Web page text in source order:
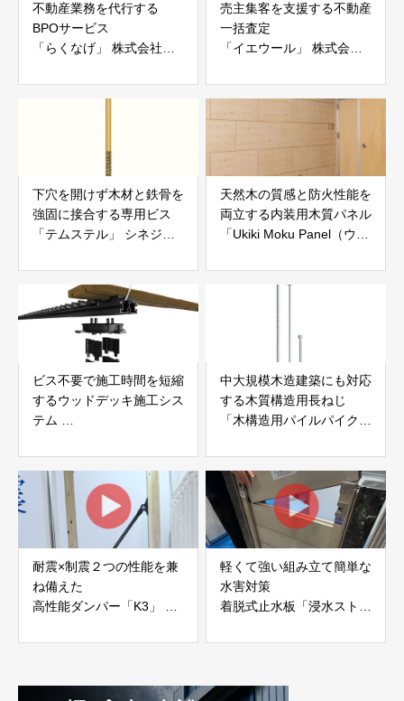
不動産業務を代行する
BPOサービス
「らくなげ」 株式会社い
売主集客を支援する不動産
一括査定
「イエウール」 株式会社
下穴を開けず木材と鉄骨を
強固に接合する専用ビス
「テムステル」 シネジッ
天然木の質感と防火性能を
両立する内装用木質パネル
「Ukiki Moku Panel（ウキ
社サンパテック
ビス不要で施工時間を短縮
するウッドデッキ施工シス
テム
JAPAN
中大規模木造建築にも対応
する木質構造用長ねじ
「木構造用パイルパイクビ
耐震×制震２つの性能を兼
ね備えた
高性能ダンパー「K3」 富
軽くて強い組み立て簡単な
水害対策
着脱式止水板「浸水ストッ
富士工業株式会社